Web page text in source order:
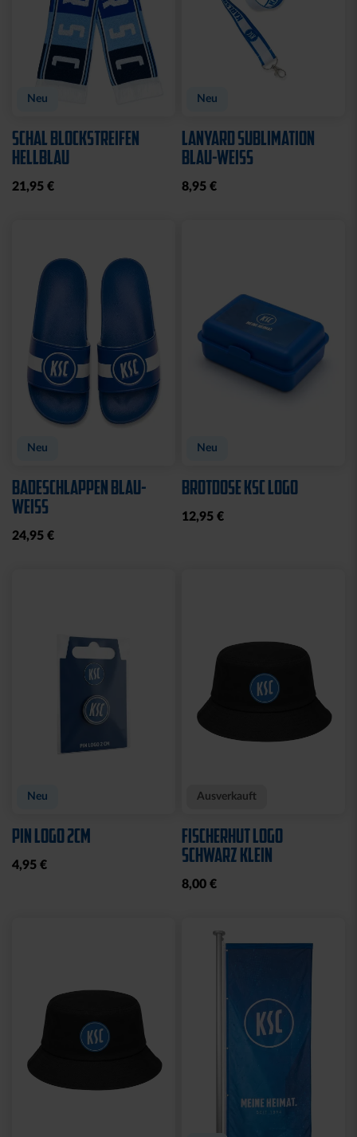
Neu
SCHAL BLOCKSTREIFEN
HELLBLAU
21,95 €
Neu
LANYARD SUBLIMATION
BLAU-WEISS
8,95 €
Neu
BADESCHLAPPEN BLAU-
WEISS
24,95 €
Neu
BROTDOSE KSC LOGO
12,95 €
Neu
PIN LOGO 2CM
4,95 €
Ausverkauft
FISCHERHUT LOGO
SCHWARZ KLEIN
8,00 €